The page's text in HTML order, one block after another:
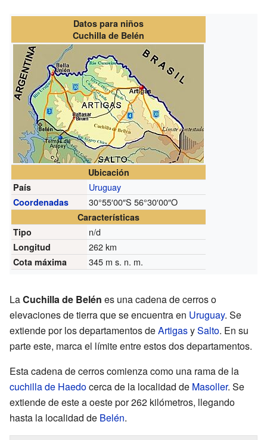
Datos para niños
Cuchilla de Belén
Ubicación
País
Uruguay
Coordenadas 30°55′00″S 56°30′00″O
Características
Tipo
n/d
Longitud 262 km
Cota máxima 345 m s. n. m.
LaCuchilla de Belén es una cadena de cerros o
elevaciones de tierra que se encuentra en Uruguay. Se
extiende por los departamentos deArtigasySalto. En su
parte este, marca el límite entre estos dos departamentos.
Esta cadena de cerros comienza como una rama de la
cuchilla de Haedocerca de la localidad de Masoller. Se
extiende de este a oeste por 262 kilómetros, llegando
hasta la localidad de Belén.